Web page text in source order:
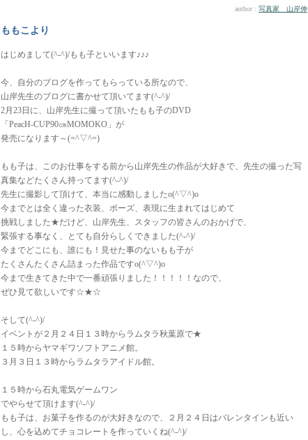
author : 写真家 山岸伸
ももこより
はじめまして(^-^)/もも子といいます♪♪♪
今、自分のブログを作ってもらっている所なので、
山岸先生のブログに書かせて頂いてます(^-^)/
2月23日に、山岸先生に撮って頂いたもも子のDVD
「PeacH-CUP90㎝MOMOKO」が
発売になります～(=^▽^=)
もも子は、このお仕事をする前から山岸先生の作品が大好きで、先生の撮った写
真集などたくさん持ってます(^-^)/
先生に撮影して頂けて、本当に感動しましたo(^▽^)o
今までとは全く違った衣装、ポーズ、表現に生まれてはじめて
挑戦しました★だけど、山岸先生、スタッフの皆さんのおかげで、
緊張する事なく、とても自分らしくできました(^-^)/
今までどこにも、誰にも！見せた事のないもも子が
たくさんたくさん詰まった作品ですo(^▽^)o
今まで生きてきた中で一番頑張りました！！！！！なので、
ぜひ見て欲しいです☆★☆
そして(^-^)/
イベントが２月２４日１３時からラムタラ秋葉原で★
１５時からヤマギワソフトアニメ館。
３月３日１３時からラムタラアイドル館。
１５時から石丸電気ゲームワン
でやらせて頂けます(^-^)/
もも子は、お菓子を作るのが大好きなので、２月２４日はバレンタインも近い
し、心を込めてチョコレートを作っていくね(^-^)/